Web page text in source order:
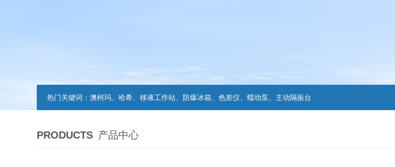
热门关键词： 澳柯玛、哈希、移液工作站、防爆冰箱、色差仪、蠕动泵、主动隔振台
PRODUCTS 产品中心